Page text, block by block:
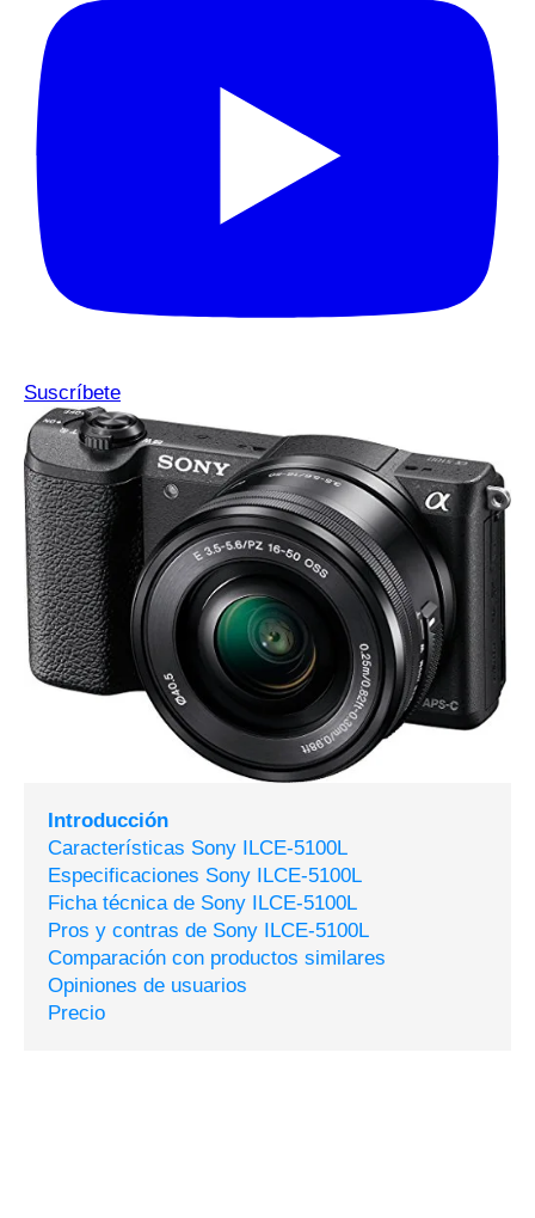
Suscríbete
Introducción
Características Sony ILCE-5100L
Especificaciones Sony ILCE-5100L
Ficha técnica de Sony ILCE-5100L
Pros y contras de Sony ILCE-5100L
Comparación con productos similares
Opiniones de usuarios
Precio